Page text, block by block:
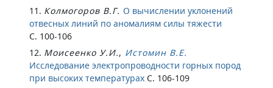
11. Колмогоров В.Г. О вычислении уклонений
отвесных линий по аномалиям силы тяжести
С. 100-106
12. Моисеенко У.И., Истомин В.Е.
Исследование электропроводности горных пород
при высоких температурах С. 106-109